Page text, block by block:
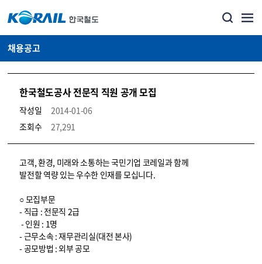
채용공고
한국철도공사 전문직 직원 공개 모집
작성일
2014-01-06
조회수
27,291
코레일소개_경영공시_채용공고 상세보기 – 내용, 파일, 담당자 연락처로 구성
고객, 환경, 미래와 소통하는 국민기업 코레일과 함께
발전할 역량 있는 우수한 인재를 모십니다.
○ 모집부문
- 직급 : 전문직 2급
- 인원 : 1명
- 근무소속 : 재무관리실(대전 본사)
- 공모방법 : 외부 공모